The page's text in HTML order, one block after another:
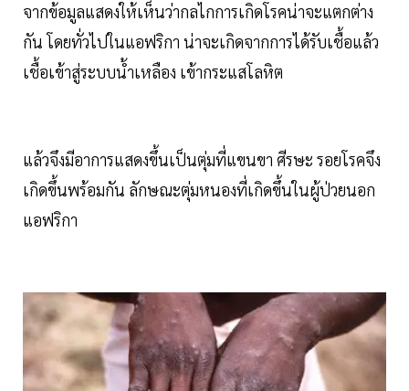
จากข้อมูลแสดงให้เห็นว่ากลไกการเกิดโรคน่าจะแตกต่าง
กัน โดยทั่วไปในแอฟริกา น่าจะเกิดจากการได้รับเชื้อแล้ว
เชื้อเข้าสู่ระบบน้ำเหลือง เข้ากระแสโลหิต
แล้วจึงมีอาการแสดงขึ้นเป็นตุ่มที่แขนขา ศีรษะ รอยโรคจึง
เกิดขึ้นพร้อมกัน ลักษณะตุ่มหนองที่เกิดขึ้นในผู้ป่วยนอก
แอฟริกา